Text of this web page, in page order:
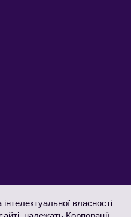
власності